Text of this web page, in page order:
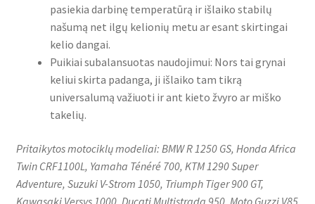
pasiekia darbinę temperatūrą ir išlaiko stabilų
našumą net ilgų kelionių metu ar esant skirtingai
kelio dangai.
Puikiai subalansuotas naudojimui: Nors tai grynai
keliui skirta padanga, ji išlaiko tam tikrą
universalumą važiuoti ir ant kieto žvyro ar miško
takelių.
Pritaikytos motociklų modeliai: BMW R 1250 GS, Honda Africa
Twin CRF1100L, Yamaha Ténéré 700, KTM 1290 Super
Adventure, Suzuki V-Strom 1050, Triumph Tiger 900 GT,
Kawasaki Versys 1000, Ducati Multistrada 950, Moto Guzzi V85